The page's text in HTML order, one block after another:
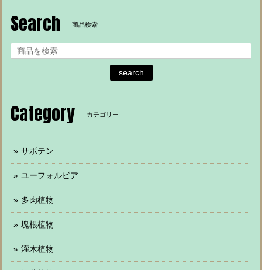
Search 商品検索
search
Category カテゴリー
サボテン
ユーフォルビア
多肉植物
塊根植物
灌木植物